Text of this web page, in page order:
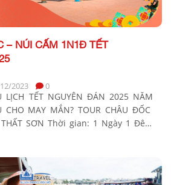
– NÚI CẤM 1N1Đ TẾT
2023 0
LỊCH TẾT NGUYÊN ĐÁN 2025 NĂM
MAY MẮN? TOUR CHÂU ĐỐC
SƠN Thời gian: 1 Ngày 1 Đêm